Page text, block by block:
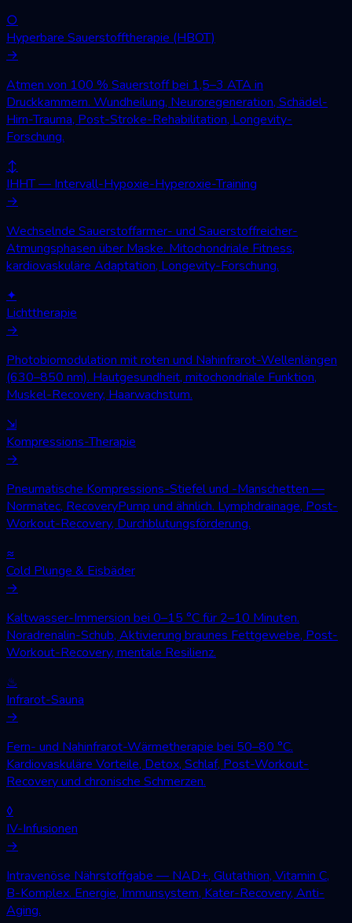
○
Hyperbare Sauerstofftherapie (HBOT)
→
Atmen von 100 % Sauerstoff bei 1,5–3 ATA in
Druckkammern. Wundheilung, Neuroregeneration, Schädel-
Hirn-Trauma, Post-Stroke-Rehabilitation, Longevity-
Forschung.
↕
IHHT — Intervall-Hypoxie-Hyperoxie-Training
→
Wechselnde Sauerstoffarmer- und Sauerstoffreicher-
Atmungsphasen über Maske. Mitochondriale Fitness,
kardiovaskuläre Adaptation, Longevity-Forschung.
✦
Lichttherapie
→
Photobiomodulation mit roten und Nahinfrarot-Wellenlängen
(630–850 nm). Hautgesundheit, mitochondriale Funktion,
Muskel-Recovery, Haarwachstum.
⇲
Kompressions-Therapie
→
Pneumatische Kompressions-Stiefel und -Manschetten —
Normatec, RecoveryPump und ähnlich. Lymphdrainage, Post-
Workout-Recovery, Durchblutungsförderung.
≈
Cold Plunge & Eisbäder
→
Kaltwasser-Immersion bei 0–15 °C für 2–10 Minuten.
Noradrenalin-Schub, Aktivierung braunes Fettgewebe, Post-
Workout-Recovery, mentale Resilienz.
♨
Infrarot-Sauna
→
Fern- und Nahinfrarot-Wärmetherapie bei 50–80 °C.
Kardiovaskuläre Vorteile, Detox, Schlaf, Post-Workout-
Recovery und chronische Schmerzen.
◊
IV-Infusionen
→
Intravenöse Nährstoffgabe — NAD+, Glutathion, Vitamin C,
B-Komplex. Energie, Immunsystem, Kater-Recovery, Anti-
Aging.